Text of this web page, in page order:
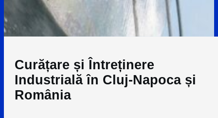
Curățare și Întreținere
Industrială în Cluj-Napoca și
România